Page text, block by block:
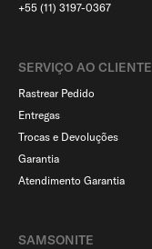
+55 (11) 3197-0367
SERVIÇO AO CLIENTE​
Rastrear Pedido
Entregas
Trocas e Devoluções
Garantia
Atendimento Garantia
SAMSONITE